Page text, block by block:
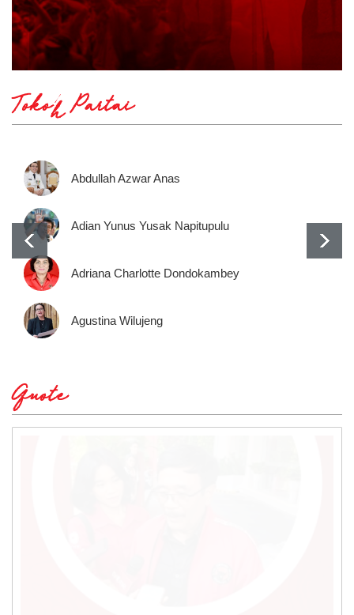
Tokoh Partai
Abdullah Azwar Anas
Adian Yunus Yusak Napitupulu
Adriana Charlotte Dondokambey
Agustina Wilujeng
Quote